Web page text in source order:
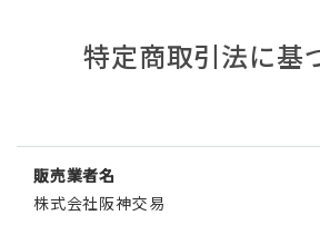
特定商取引法に基
販売業者名
株式会社阪神交易